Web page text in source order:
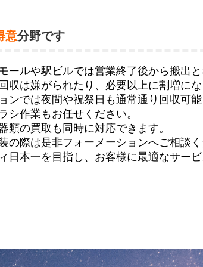
意分野です
ールや駅ビルでは営業終了後から搬出と
収は嫌がられたり、必要以上に割増に
ンでは夜間や祝祭日も通常通り回収可能
シ作業もお任せください。
類の買取も同時に対応できます。
の際は是非フォーメーションへご相談く
日本一を目指し、お客様に最適なサービ